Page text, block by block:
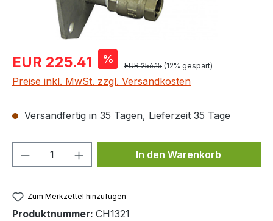
Verkaufspreis:
EUR 225.41 % Regulärer Preis:
EUR 256.15 (12% gespart)
Preise inkl. MwSt. zzgl. Versandkosten
Versandfertig in 35 Tagen, Lieferzeit 35 Tage
Produkt Anzahl: Gib denIn den Warenkorb
Zum Merkzettel hinzufügen
Produktnummer: CH1321